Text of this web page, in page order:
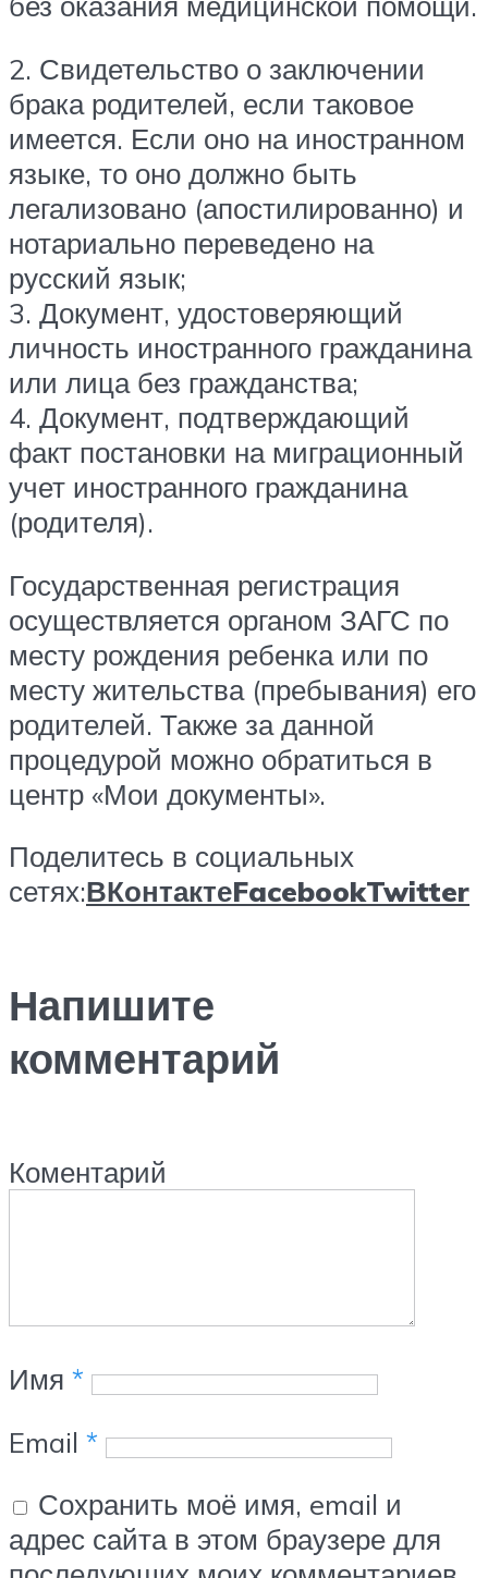
2. Свидетельство о заключении
брака родителей, если таковое
имеется. Если оно на иностранном
языке, то оно должно быть
легализовано (апостилированно) и
нотариально переведено на
русский язык;
3. Документ, удостоверяющий
личность иностранного гражданина
или лица без гражданства;
4. Документ, подтверждающий
факт постановки на миграционный
учет иностранного гражданина
(родителя).
Государственная регистрация
осуществляется органом ЗАГС по
месту рождения ребенка или по
месту жительства (пребывания) его
родителей. Также за данной
процедурой можно обратиться в
центр «Мои документы».
Поделитесь в социальных
сетях:ВКонтактеFacebookTwitter
Напишите
комментарий
Коментарий
Имя *
Email *
Сохранить моё имя, email и
адрес сайта в этом браузере для